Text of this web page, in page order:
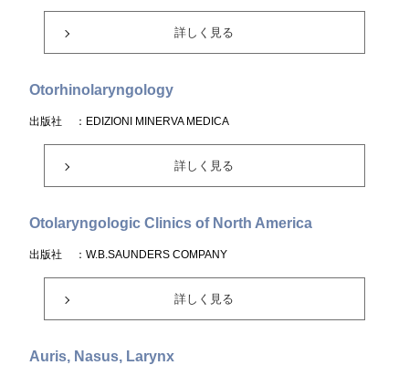
詳しく見る
Otorhinolaryngology
出版社 ：EDIZIONI MINERVA MEDICA
詳しく見る
Otolaryngologic Clinics of North America
出版社 ：W.B.SAUNDERS COMPANY
詳しく見る
Auris, Nasus, Larynx